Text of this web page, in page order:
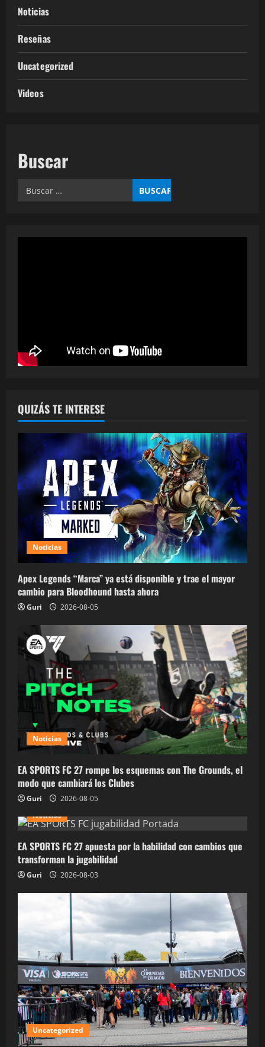
Noticias
Reseñas
Uncategorized
Videos
Buscar
QUIZÁS TE INTERESE
Noticias
Apex Legends “Marca” ya está disponible y trae el mayor
cambio para Bloodhound hasta ahora
Guri 2026-08-05
Noticias
EA SPORTS FC 27 rompe los esquemas con The Grounds, el
modo que cambiará los Clubes
Guri
2026-08-05
Noticias
EA SPORTS FC 27 apuesta por la habilidad con cambios que
transforman la jugabilidad
Guri 2026-08-03
Uncategorized